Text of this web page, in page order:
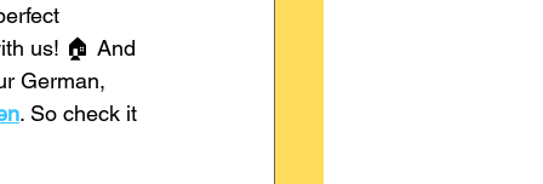
us! 🏠 And
German,
. So check it